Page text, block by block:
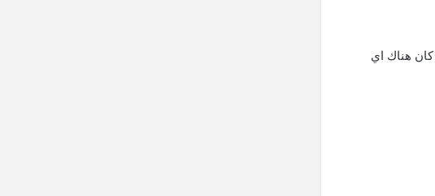
هناك اي